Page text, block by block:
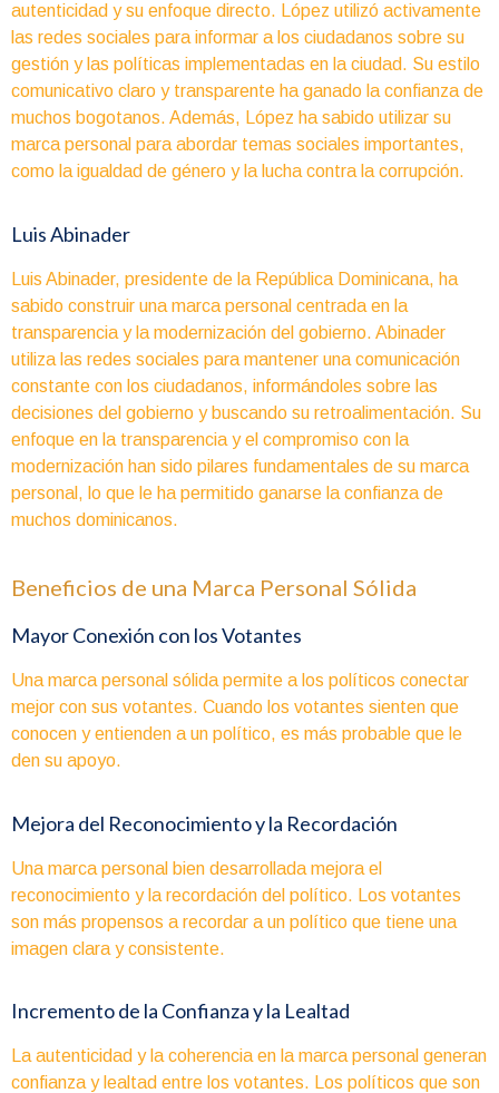
autenticidad y su enfoque directo. López utilizó activamente
las redes sociales para informar a los ciudadanos sobre su
gestión y las políticas implementadas en la ciudad. Su estilo
comunicativo claro y transparente ha ganado la confianza de
muchos bogotanos. Además, López ha sabido utilizar su
marca personal para abordar temas sociales importantes,
como la igualdad de género y la lucha contra la corrupción.
Luis Abinader
Luis Abinader, presidente de la República Dominicana, ha
sabido construir una marca personal centrada en la
transparencia y la modernización del gobierno. Abinader
utiliza las redes sociales para mantener una comunicación
constante con los ciudadanos, informándoles sobre las
decisiones del gobierno y buscando su retroalimentación. Su
enfoque en la transparencia y el compromiso con la
modernización han sido pilares fundamentales de su marca
personal, lo que le ha permitido ganarse la confianza de
muchos dominicanos.
Beneficios de una Marca Personal Sólida
Mayor Conexión con los Votantes
Una marca personal sólida permite a los políticos conectar
mejor con sus votantes. Cuando los votantes sienten que
conocen y entienden a un político, es más probable que le
den su apoyo.
Mejora del Reconocimiento y la Recordación
Una marca personal bien desarrollada mejora el
reconocimiento y la recordación del político. Los votantes
son más propensos a recordar a un político que tiene una
imagen clara y consistente.
Incremento de la Confianza y la Lealtad
La autenticidad y la coherencia en la marca personal generan
confianza y lealtad entre los votantes. Los políticos que son